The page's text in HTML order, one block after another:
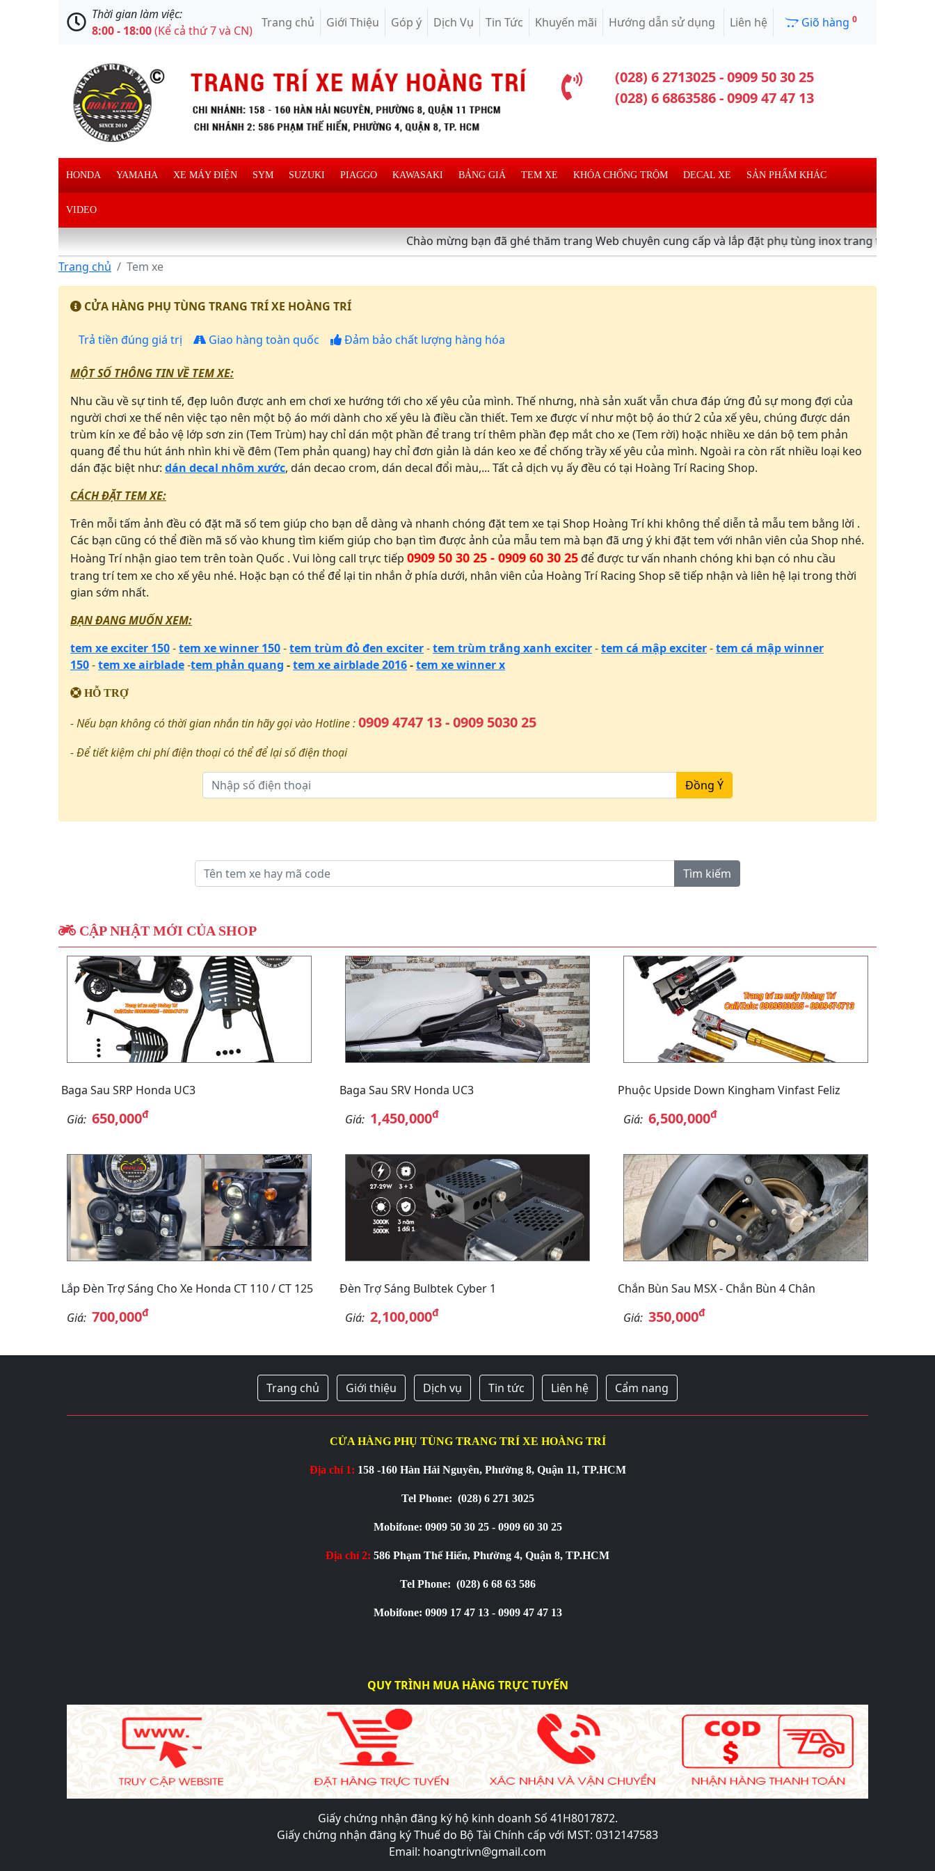
Thời gian làm việc:
8:00 - 18:00(Kể cả thứ 7 và CN)
Trang chủ Giới Thiệu Góp ý Dịch Vụ Tin Tức Khuyến mãi Hướng dẫn sử dụng Liên hệ Giõ hàng 0
(028) 6 2713025 - 0909 50 30 25
(028) 6 6863586 - 0909 47 47 13
HONDA YAMAHA XE MÁY ĐIỆN SYM SUZUKI PIAGGO KAWASAKI BẢNG GIÁ TEM XE KHÓA CHỐNG TRỘM DECAL XE SẢN PHẨM KHÁC
VIDEO
Chào mừng bạn đã ghé thăm trang Web chuyên cung cấp và lắp đặt phụ tùng inox trang trí làm đẹp xe
Trang chủ
Tem xe
CỬA HÀNG PHỤ TÙNG TRANG TRÍ XE HOÀNG TRÍ
Trả tiền đúng giá trị Giao hàng toàn quốc Đảm bảo chất lượng hàng hóa
MỘT SỐ THÔNG TIN VỀ TEM XE:
Nhu cầu về sự tinh tế, đẹp luôn được anh em chơi xe hướng tới cho xế yêu của mình. Thế nhưng, nhà sản xuất vẫn chưa đáp ứng đủ sự mong đợi của
người chơi xe thế nên việc tạo nên một bộ áo mới dành cho xế yêu là điều cần thiết. Tem xe được ví như một bộ áo thứ 2 của xế yêu, chúng được dán
trùm kín xe để bảo vệ lớp sơn zin (Tem Trùm) hay chỉ dán một phần để trang trí thêm phần đẹp mắt cho xe (Tem rời) hoặc nhiều xe dán bộ tem phản
quang để thu hút ánh nhìn khi về đêm (Tem phản quang) hay chỉ đơn giản là dán keo xe để chống trầy xế yêu của mình. Ngoài ra còn rất nhiều loại keo
dán đặc biệt như: dán decal nhôm xước, dán decao crom, dán decal đổi màu,... Tất cả dịch vụ ấy đều có tại Hoàng Trí Racing Shop.
CÁCH ĐẶT TEM XE:
Trên mỗi tấm ảnh đều có đặt mã số tem giúp cho bạn dễ dàng và nhanh chóng đặt tem xe tại Shop Hoàng Trí khi không thể diễn tả mẫu tem bằng lời .
Các bạn cũng có thể điền mã số vào khung tìm kiếm giúp cho bạn tìm được ảnh của mẫu tem mà bạn đã ưng ý khi đặt tem với nhân viên của Shop nhé.
Hoàng Trí nhận giao tem trên toàn Quốc . Vui lòng call trực tiếp 0909 50 30 25 - 0909 60 30 25để được tư vấn nhanh chóng khi bạn có nhu cầu
trang trí tem xe cho xế yêu nhé. Hoặc bạn có thể để lại tin nhắn ở phía dưới, nhân viên của Hoàng Trí Racing Shop sẽ tiếp nhận và liên hệ lại trong thời
gian sớm nhất.
BẠN ĐANG MUỐN XEM:
tem xe exciter 150-tem xe winner 150-tem trùm đỏ đen exciter-tem trùm trắng xanh exciter-tem cá mập exciter-tem cá mập winner
150-tem xe airblade-tem phản quang -tem xe airblade 2016-tem xe winner x
HỖ TRỢ
- Nếu bạn không có thời gian nhắn tin hãy gọi vào Hotline :0909 4747 13 - 0909 5030 25
- Để tiết kiệm chi phí điện thoại có thể để lại số điện thoại
Đồng Ý
Tìm kiếm
CẬP NHẬT MỚI CỦA SHOP
Baga Sau SRP Honda UC3
Giá: 650,000đ
Baga Sau SRV Honda UC3
Giá: 1,450,000đ
Phuộc Upside Down Kingham Vinfast Feliz
Giá: 6,500,000đ
Lắp Đèn Trợ Sáng Cho Xe Honda CT 110 / CT 125
Giá: 700,000đ
Đèn Trợ Sáng Bulbtek Cyber 1
Giá: 2,100,000đ
Chắn Bùn Sau MSX - Chắn Bùn 4 Chân
Giá: 350,000đ
Trang chủ Giới thiệu Dịch vụ Tin tức Liên hệ Cẩm nang
CỬA HÀNG PHỤ TÙNG TRANG TRÍ XE HOÀNG TRÍ
Địa chỉ 1: 158 -160 Hàn Hải Nguyên, Phường 8, Quận 11, TP.HCM
Tel Phone: (028) 6 271 3025
Mobifone: 0909 50 30 25 - 0909 60 30 25
Địa chỉ 2: 586 Phạm Thế Hiển, Phường 4, Quận 8, TP.HCM
Tel Phone: (028) 6 68 63 586
Mobifone: 0909 17 47 13 - 0909 47 47 13
QUY TRÌNH MUA HÀNG TRỰC TUYẾN
Giấy chứng nhận đăng ký hộ kinh doanh Số 41H8017872.
Giấy chứng nhận đăng ký Thuế do Bộ Tài Chính cấp với MST: 0312147583
Email: hoangtrivn@gmail.com